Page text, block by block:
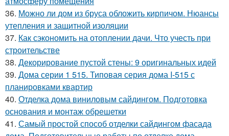
36. Можно ли дом из бруса обложить кирпичом. Нюансы
утепления и защитной изоляции
37. Как сэкономить на отоплении дачи. Что учесть при
строительстве
38. Декорирование пустой стены: 9 оригинальных идей
39. Дома серии 1 515. Типовая серия дома I-515 с
планировками квартир
40. Отделка дома виниловым сайдингом. Подготовка
основания и монтаж обрешетки
41. Самый простой способ отделки сайдингом фасада